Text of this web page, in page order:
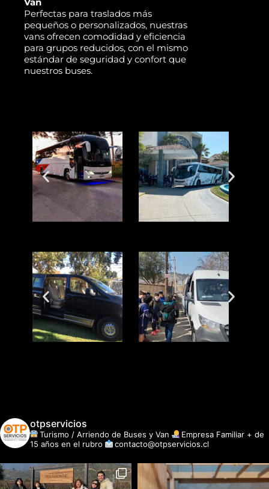
Perfectas para traslados más
pequeños o personalizados, nuestras
vans ofrecen comodidad y eficiencia
para grupos reducidos, con el mismo
estándar de seguridad y confort que
nuestros buses.
otpservicios
Turismo / Arriendo de Buses y Van
Empresa Familiar + de
15 años en el rubro
contacto@otpservicios.cl